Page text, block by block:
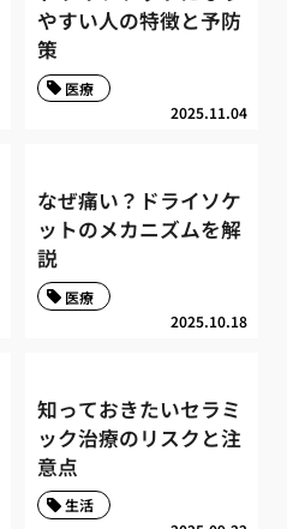
やすい人の特徴と予防
策
2025.11.04
医療
なぜ痛い？ドライソケ
ットのメカニズムを解
説
2025.10.18
医療
知っておきたいセラミ
ック治療のリスクと注
意点
生活